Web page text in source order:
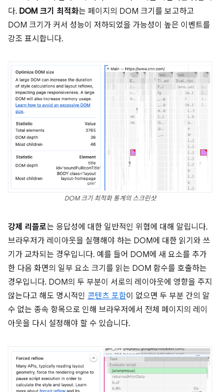
다. DOM 크기 최적화는 페이지의 DOM 크기를 보고하고
DOM 크기가 커서 성능이 저하되었을 가능성이 높은 이벤트를
강조 표시합니다.
DOM 크기 최적화 통계의 스크린샷
강제 리플로는 응답성에 대한 일반적인 위협에 대해 알립니다.
브라우저가 레이아웃을 실행해야 하는 DOM에 대한 읽기와 쓰
기가 교차되는 경우입니다. 예를 들어 DOM에 새 요소를 추가
한 다음 화면의 일부 요소 크기를 읽는 DOM 함수를 호출하는
경우입니다. DOM의 두 부분이 서로의 레이아웃에 영향을 주지
않는다고 해도 명시적인 콘텐츠 포함이 없으면 두 부분 간의 알
수 없는 종속 항목으로 인해 브라우저에서 전체 페이지의 레이
아웃을 다시 설정해야 할 수 있습니다.